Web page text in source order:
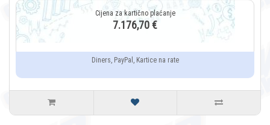
7.176,70 €
Diners, PayPal, Kartice na rate